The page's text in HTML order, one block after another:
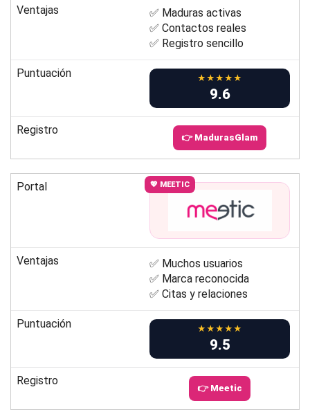
Ventajas
✅ Maduras activas
✅ Contactos reales
✅ Registro sencillo
Puntuación ★★★★★
9.6
Registro
👉 MadurasGlam
Portal 💖 MEETIC
Ventajas
✅ Muchos usuarios
✅ Marca reconocida
✅ Citas y relaciones
Puntuación ★★★★★
9.5
Registro
👉 Meetic